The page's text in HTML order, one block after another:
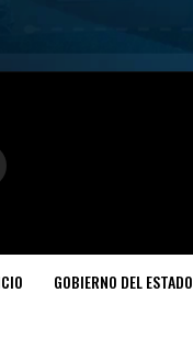
GOBIERNO DEL ESTADO